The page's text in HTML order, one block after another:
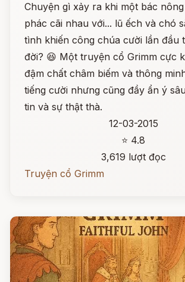
Chuyện gì xảy ra khi một bác
phác cãi nhau với... lũ ếch và chó
tình khiến công chúa cười lần đầu
đời? 😆 Một truyện cổ Grimm cực
đậm chất châm biếm và thông
tiếng cười nhưng cũng đầy ẩn ý
tin và sự thật thà.
12-03-2015
⭐ 4.8
3,619 lượt đọc
Truyện cổ Grimm